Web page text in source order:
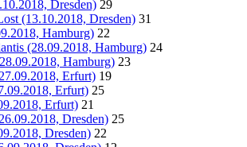
Dresden) 29
(13.10.2018, Dresden) 31
Hamburg) 22
(28.09.2018, Hamburg) 24
Hamburg) 23
Erfurt) 19
Erfurt) 25
Erfurt) 21
Dresden) 25
Dresden) 22